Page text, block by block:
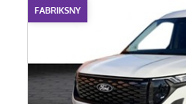
FABRIKSNY